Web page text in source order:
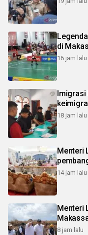
di
16 jam lalu
Imigrasi
18 jam lalu
Menteri
14 jam lalu
Menteri
8 jam lalu